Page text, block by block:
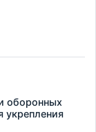
оборонных
укрепления